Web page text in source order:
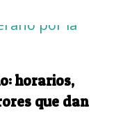
horarios,
que dan